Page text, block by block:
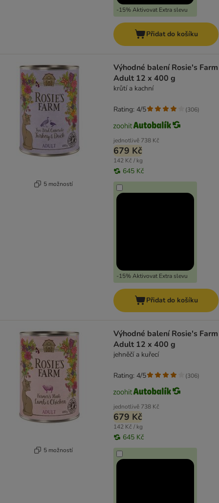
-15% Aktivovat Extra slevu
Přidat do košíku
5 možností
Výhodné balení Rosie's Farm
Adult 12 x 400 g
krůtí a kachní
jednotlivě 738 Kč
679 Kč
142 Kč / kg
645 Kč
-15% Aktivovat Extra slevu
Rating: 4/5 (306)
Přidat do košíku
5 možností
Výhodné balení Rosie's Farm
Adult 12 x 400 g
jehněčí a kuřecí
jednotlivě 738 Kč
679 Kč
142 Kč / kg
645 Kč
Rating: 4/5 (306)